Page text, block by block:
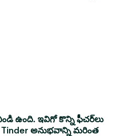
ఉంది. ఇవిగో కొన్ని ఫీచర్‌లు
అనుభవాన్ని మరింత